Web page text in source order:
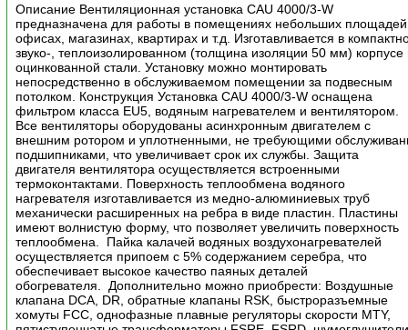
Описание Вентиляционная установка CAU 4000/3-W
предназначена для работы в помещениях небольших
офисах, магазинах, квартирах и т.д. Изготавливается в
звуко-, теплоизолированном (толщина изоляции 50 мм) корпусе
оцинкованной стали. Установку можно монтировать
непосредственно в обслуживаемом помещении за подвесным
потолком. Конструкция Установка CAU 4000/3-W оснащена
фильтром класса EU5, водяным нагревателем и вентилятором.
Все вентиляторы оборудованы асинхронным двигателем с
внешним ротором и уплотненными, не требующими
подшипниками, что увеличивает срок их службы. Защита
двигателя вентилятора осуществляется встроенными
термоконтактами. Поверхность теплообмена водяного
нагревателя изготавливается из медно-алюминиевых труб
механически расширенных на ребра в виде пластин. Пластины
имеют волнистую форму, что позволяет увеличить поверхность
теплообмена. Пайка калачей водяных воздухонагревателей
осуществляется припоем с 5% содержанием серебра, что
обеспечивает высокое качество паяных деталей
обогревателя. Дополнительно можно приобрести: Воздушные
клапана DCA, DR, обратные клапаны RSK, быстроразъемные
хомуты FCC, однофазные плавные регуляторы скорости MTY,